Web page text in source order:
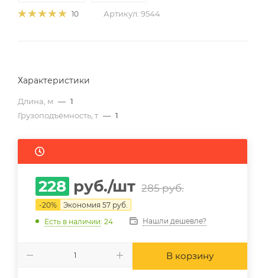
10 Артикул: 9544
Характеристики
Длина, м — 1
Грузоподъёмность, т — 1
228 руб./шт 285руб.
-20% Экономия 57 руб.
Есть в наличии: 24 Нашли дешевле?
В корзину